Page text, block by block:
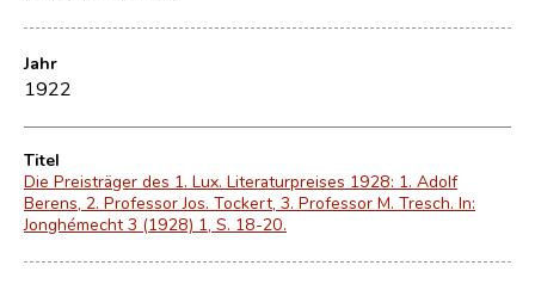
Jahr
1922
Titel
Die Preisträger des 1. Lux. Literaturpreises 1928: 1. Adolf
Berens, 2. Professor Jos. Tockert, 3. Professor M. Tresch. In:
Jonghémecht 3 (1928) 1, S. 18-20.